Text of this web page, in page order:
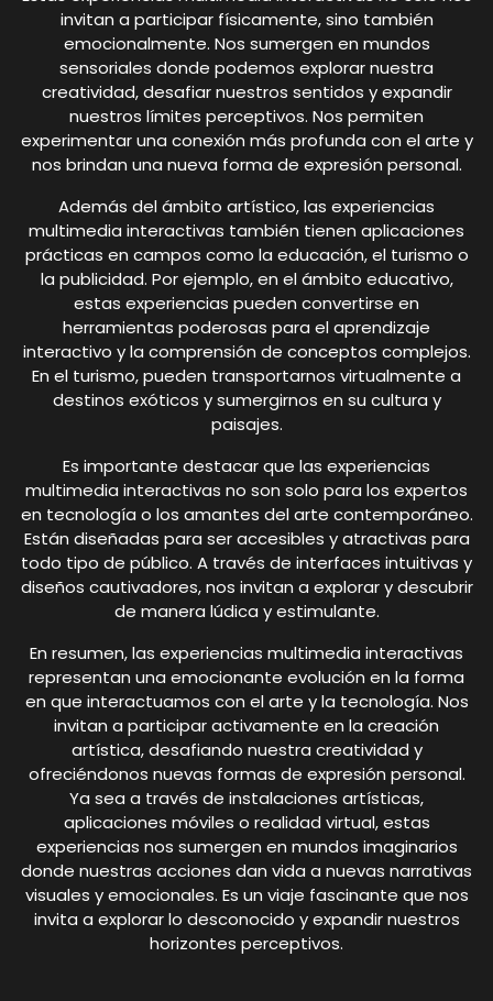
invitan a participar físicamente, sino también
emocionalmente. Nos sumergen en mundos
sensoriales donde podemos explorar nuestra
creatividad, desafiar nuestros sentidos y expandir
nuestros límites perceptivos. Nos permiten
experimentar una conexión más profunda con el arte y
nos brindan una nueva forma de expresión personal.
Además del ámbito artístico, las experiencias
multimedia interactivas también tienen aplicaciones
prácticas en campos como la educación, el turismo o
la publicidad. Por ejemplo, en el ámbito educativo,
estas experiencias pueden convertirse en
herramientas poderosas para el aprendizaje
interactivo y la comprensión de conceptos complejos.
En el turismo, pueden transportarnos virtualmente a
destinos exóticos y sumergirnos en su cultura y
paisajes.
Es importante destacar que las experiencias
multimedia interactivas no son solo para los expertos
en tecnología o los amantes del arte contemporáneo.
Están diseñadas para ser accesibles y atractivas para
todo tipo de público. A través de interfaces intuitivas y
diseños cautivadores, nos invitan a explorar y descubrir
de manera lúdica y estimulante.
En resumen, las experiencias multimedia interactivas
representan una emocionante evolución en la forma
en que interactuamos con el arte y la tecnología. Nos
invitan a participar activamente en la creación
artística, desafiando nuestra creatividad y
ofreciéndonos nuevas formas de expresión personal.
Ya sea a través de instalaciones artísticas,
aplicaciones móviles o realidad virtual, estas
experiencias nos sumergen en mundos imaginarios
donde nuestras acciones dan vida a nuevas narrativas
visuales y emocionales. Es un viaje fascinante que nos
invita a explorar lo desconocido y expandir nuestros
horizontes perceptivos.